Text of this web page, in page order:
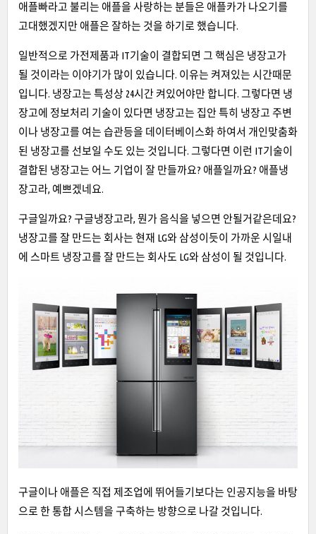
애플빠라고 불리는 애플을 사랑하는 분들은 애플카가 나오기를
고대했겠지만 애플은 잘하는 것을 하기로 했습니다.
일반적으로 가전제품과 IT기술이 결합되면 그 핵심은 냉장고가
될 것이라는 이야기가 많이 있습니다. 이유는 켜져있는 시간때문
입니다. 냉장고는 특성상 24시간 켜있어야만 합니다. 그렇다면 냉
장고에 정보처리 기술이 있다면 냉장고는 집안 특히 냉장고 주변
이나 냉장고를 여는 습관등을 데이터베이스화 하여서 개인맞춤화
된 냉장고를 선보일 수도 있는 것입니다. 그렇다면 이런 IT기술이
결합된 냉장고는 어느 기업이 잘 만들까요? 애플일까요? 애플냉
장고라, 예쁘겠네요.
구글일까요? 구글냉장고라, 뭔가 음식을 넣으면 안될거같은데요?
냉장고를 잘 만드는 회사는 현재 LG와 삼성이듯이 가까운 시일내
에 스마트 냉장고를 잘 만드는 회사도 LG와 삼성이 될 것입니다.
구글이나 애플은 직접 제조업에 뛰어들기보다는 인공지능을 바탕
으로 한 통합 시스템을 구축하는 방향으로 나갈 것입니다.